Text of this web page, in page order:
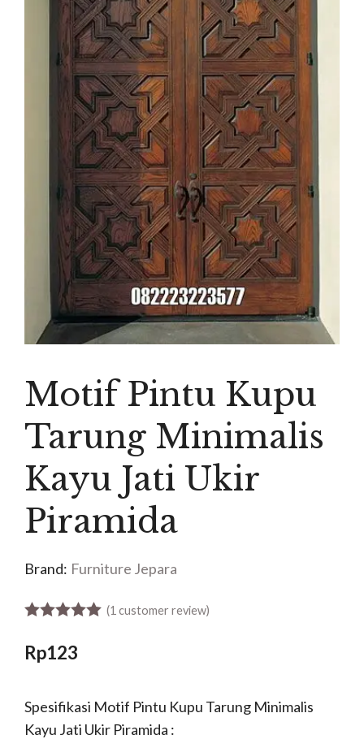
Motif Pintu Kupu
Tarung Minimalis
Kayu Jati Ukir
Piramida
Brand: Furniture Jepara
(1 customer review)
Rp123
Spesifikasi Motif Pintu Kupu Tarung Minimalis
Kayu Jati Ukir Piramida :